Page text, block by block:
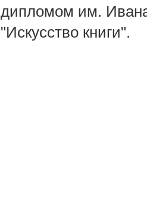
дипломом им.
"Искусство книги".